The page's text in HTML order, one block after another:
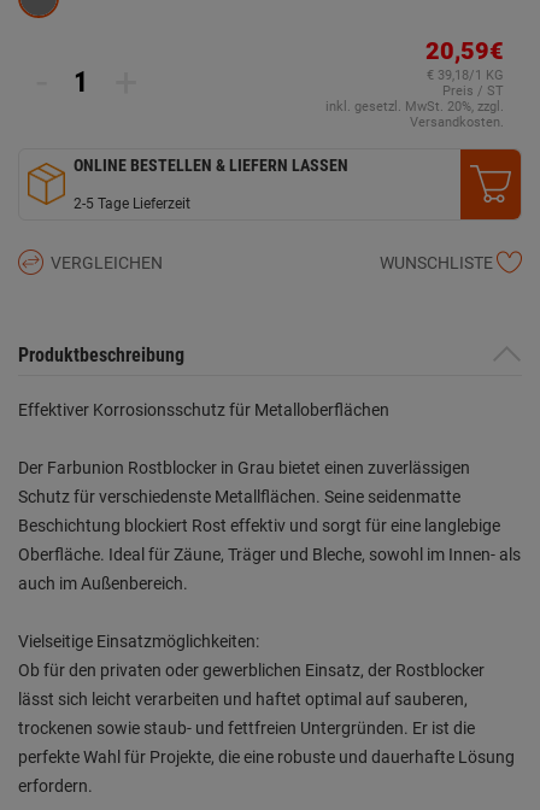
20,59€
€ 39,18/1 KG
Preis / ST
inkl. gesetzl. MwSt. 20%, zzgl.
Versandkosten.
ONLINE BESTELLEN & LIEFERN LASSEN
2-5 Tage Lieferzeit
VERGLEICHEN WUNSCHLISTE
Produktbeschreibung
Effektiver Korrosionsschutz für Metalloberflächen
Der Farbunion Rostblocker in Grau bietet einen zuverlässigen
Schutz für verschiedenste Metallflächen. Seine seidenmatte
Beschichtung blockiert Rost effektiv und sorgt für eine langlebige
Oberfläche. Ideal für Zäune, Träger und Bleche, sowohl im Innen- als
auch im Außenbereich.
Vielseitige Einsatzmöglichkeiten:
Ob für den privaten oder gewerblichen Einsatz, der Rostblocker
lässt sich leicht verarbeiten und haftet optimal auf sauberen,
trockenen sowie staub- und fettfreien Untergründen. Er ist die
perfekte Wahl für Projekte, die eine robuste und dauerhafte Lösung
erfordern.